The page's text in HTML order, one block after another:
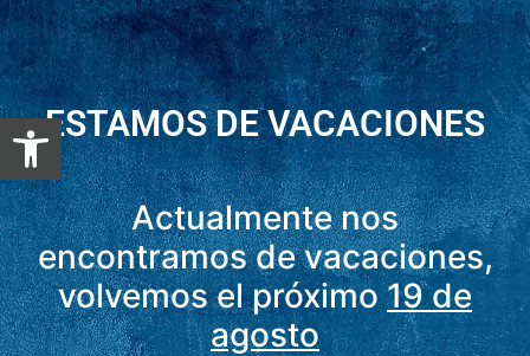
ESTAMOS DE VACACIONES
Actualmente nos
encontramos de vacaciones,
volvemos el próximo19 de
agosto
Abrir barra de herramientas